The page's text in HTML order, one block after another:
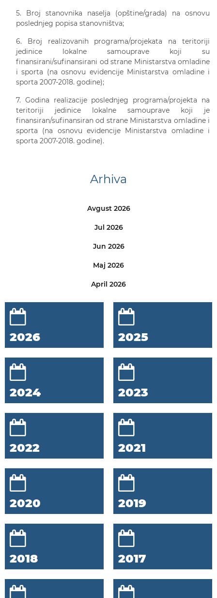
5. Broj stanovnika naselja (opštine/grada) na osnovu
poslednjeg popisa stanovništva;
6. Broj realizovanih programa/projekata na teritoriji
jedinice lokalne samouprave koji su
finansirani/sufinansirani od strane Ministarstva omladine
i sporta (na osnovu evidencije Ministarstva omladine i
sporta 2007-2018. godine);
7. Godina realizacije poslednjeg programa/projekta na
teritoriji jedinice lokalne samouprave koji je
finansiran/sufinansiran od strane Ministarstva omladine i
sporta (na osnovu evidencije Ministarstva omladine i
sporta 2007-2018. godine).
Arhiva
Avgust 2026
Jul 2026
Jun 2026
Maj 2026
April 2026
2026 2025
2024 2023
2022 2021
2020 2019
2018 2017